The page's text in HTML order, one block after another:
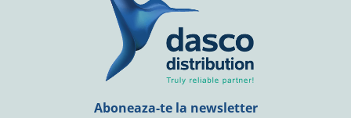
Aboneaza-te la newsletter